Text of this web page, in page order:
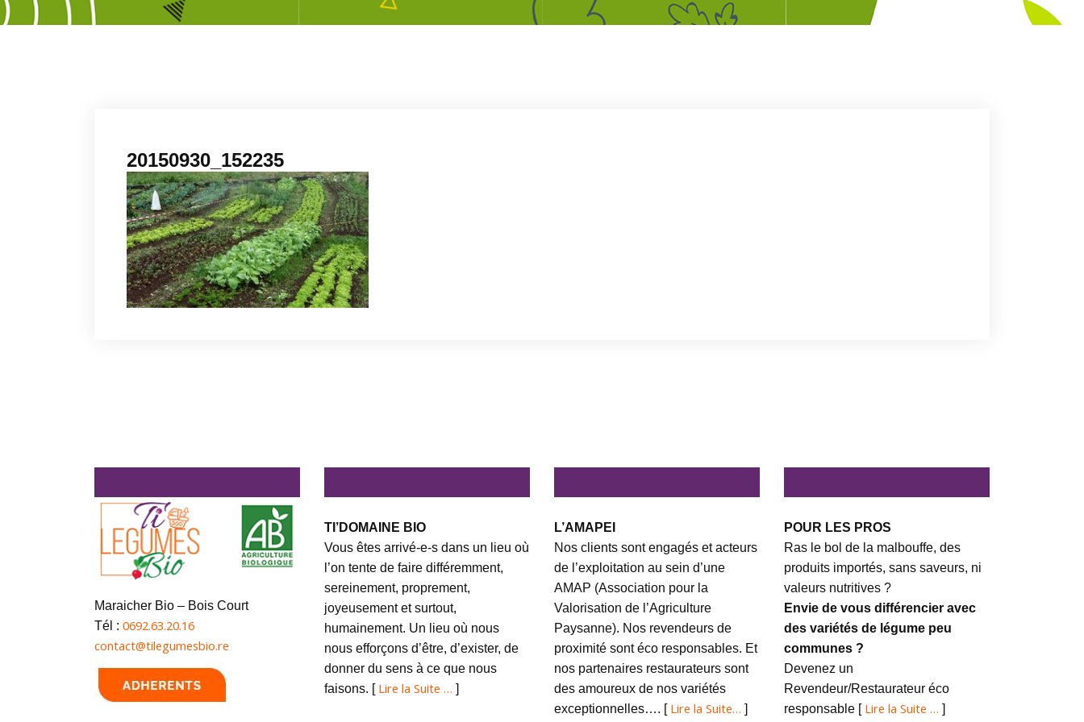
20150930_152235
Maraicher Bio – Bois Court
Tél : 0692.63.20.16
contact@tilegumesbio.re
TI’DOMAINE BIO
Vous êtes arrivé-e-s dans un lieu où
l’on tente de faire différemment,
sereinement, proprement,
joyeusement et surtout,
humainement. Un lieu où nous
nous efforçons d’être, d’exister, de
donner du sens à ce que nous
faisons. [ Lire la Suite … ]
L’AMAPEI
Nos clients sont engagés et acteurs
de l’exploitation au sein d’une
AMAP (Association pour la
Valorisation de l’Agriculture
Paysanne). Nos revendeurs de
proximité sont éco responsables. Et
nos partenaires restaurateurs sont
des amoureux de nos variétés
exceptionnelles…. [ Lire la Suite… ]
POUR LES PROS
Ras le bol de la malbouffe, des
produits importés, sans saveurs, ni
valeurs nutritives ?
Envie de vous différencier avec
des variétés de légume peu
communes ?
Devenez un
Revendeur/Restaurateur éco
responsable [ Lire la Suite … ]